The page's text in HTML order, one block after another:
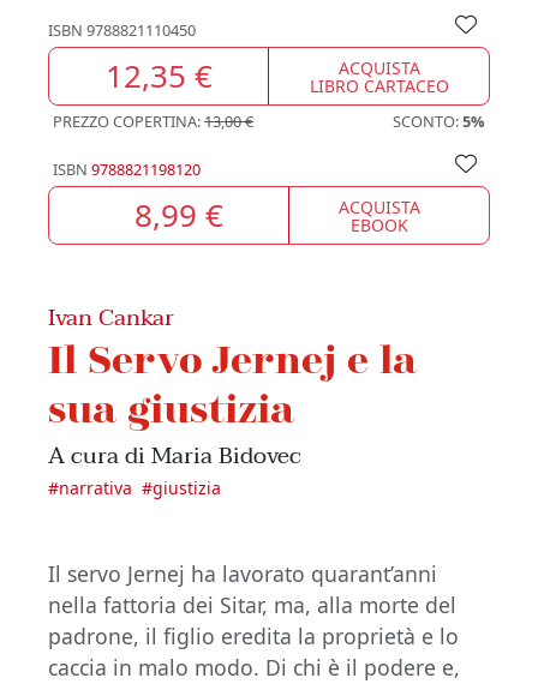
ISBN 9788821110450
12,35 € ACQUISTA
LIBRO CARTACEO
PREZZO COPERTINA:13,00 € SCONTO:5%
ISBN 9788821198120
8,99 € ACQUISTA
EBOOK
Ivan Cankar
Il Servo Jernej e la
sua giustizia
A cura di Maria Bidovec
#narrativa #giustizia
Il servo Jernej ha lavorato quarant’anni
nella fattoria dei Sitar, ma, alla morte del
padrone, il figlio eredita la proprietà e lo
caccia in malo modo. Di chi è il podere e,